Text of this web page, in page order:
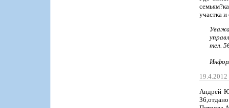
участка и
тел.
Андрей